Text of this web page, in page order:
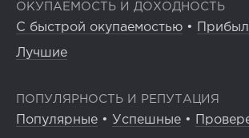
ОКУПАЕМОСТЬ И ДОХОДНОСТЬ
С быстрой окупаемостью •
Лучшие
ПОПУЛЯРНОСТЬ И РЕПУТАЦИЯ
Популярные • Успешные •